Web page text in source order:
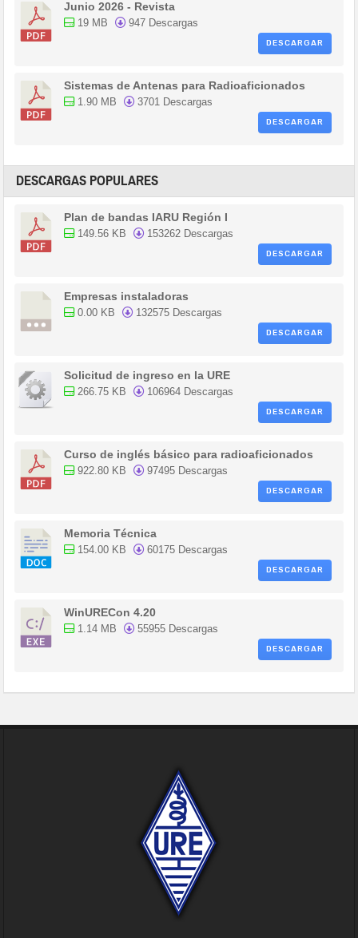
Junio 2026 - Revista
19 MB
947 Descargas
DESCARGAR
Sistemas de Antenas para Radioaficionados
1.90 MB
3701 Descargas
DESCARGAR
DESCARGAS POPULARES
Plan de bandas IARU Región I
149.56 KB
153262 Descargas
DESCARGAR
Empresas instaladoras
0.00 KB
132575 Descargas
DESCARGAR
Solicitud de ingreso en la URE
266.75 KB
106964 Descargas
DESCARGAR
Curso de inglés básico para radioaficionados
922.80 KB
97495 Descargas
DESCARGAR
Memoria Técnica
154.00 KB
60175 Descargas
DESCARGAR
WinURECon 4.20
1.14 MB
55955 Descargas
DESCARGAR